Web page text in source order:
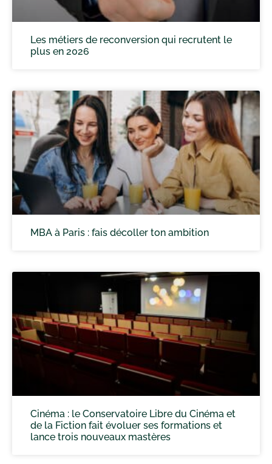
Les métiers de reconversion qui recrutent le
plus en 2026
MBA à Paris : fais décoller ton ambition
Cinéma : le Conservatoire Libre du Cinéma et
de la Fiction fait évoluer ses formations et
lance trois nouveaux mastères